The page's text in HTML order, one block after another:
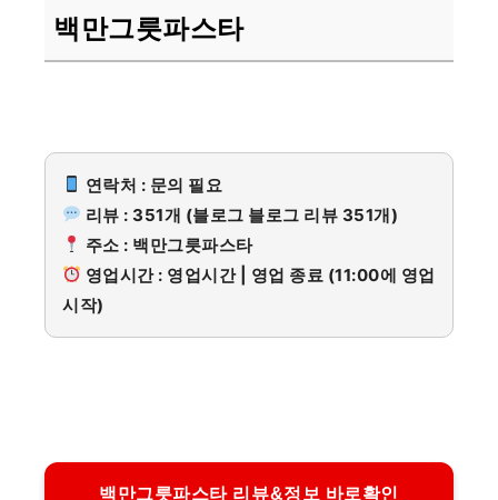
백만그릇파스타
연락처 : 문의 필요
리뷰 : 351개 (블로그 블로그 리뷰 351개)
주소 : 백만그릇파스타
영업시간 : 영업시간 | 영업 종료 (11:00에 영업
시작)
백만그릇파스타 리뷰&정보 바로확인